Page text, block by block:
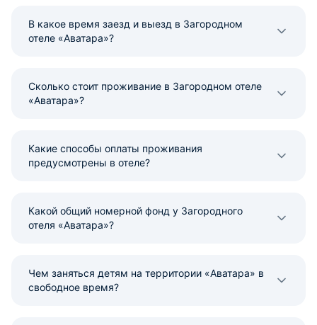
В какое время заезд и выезд в Загородном
отеле «Аватара»?
Сколько стоит проживание в Загородном отеле
«Аватара»?
Какие способы оплаты проживания
предусмотрены в отеле?
Какой общий номерной фонд у Загородного
отеля «Аватара»?
Чем заняться детям на территории «Аватара» в
свободное время?